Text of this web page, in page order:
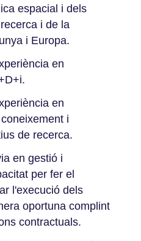
espacial i dels
i de la
i Europa.
en
en
i
de recerca.
en gestió i
per fer el
l'execució dels
oportuna complint
contractuals.